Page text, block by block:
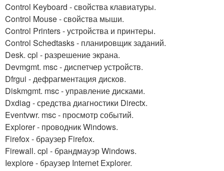
Control Keyboard - свойства клавиатуры.
Control Mouse - свойства мыши.
Control Printers - устройства и принтеры.
Control Schedtasks - планировщик заданий.
Desk. cpl - разрешение экрана.
Devmgmt. msc - диспетчер устройств.
Dfrgui - дефрагментация дисков.
Diskmgmt. msc - управление дисками.
Dxdiag - средства диагностики Directx.
Eventvwr. msc - просмотр событий.
Explorer - проводник Windows.
Firefox - браузер Firefox.
Firewall. cpl - брандмауэр Windows.
Iexplore - браузер Internet Explorer.